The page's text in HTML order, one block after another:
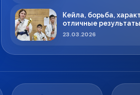
Кейла, борьба,
отличные
спортсменов!
23.03.2026